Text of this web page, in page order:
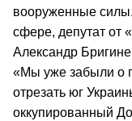
вооруженные
сфере, депутат от
Александр
«Мы уже забыли о
отрезать юг
оккупированный